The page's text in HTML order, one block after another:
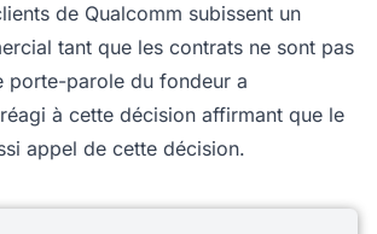
de Qualcomm subissent un
tant que les contrats ne sont pas
porte-parole du fondeur a
à cette décision affirmant que le
appel de cette décision.